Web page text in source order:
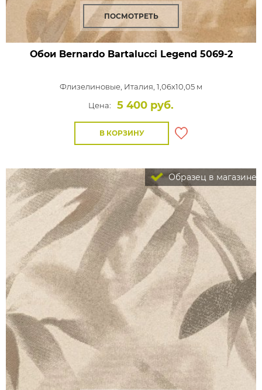
ПОСМОТРЕТЬ
Обои Bernardo Bartalucci Legend 5069-2
Флизелиновые, Италия, 1,06x10,05 м
Цена:
5 400 руб.
В КОРЗИНУ
Образец в магазине